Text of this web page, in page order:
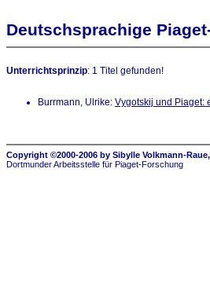
Deutschsprachige
Unterrichtsprinzip: 1 Titel gefunden!
Burrmann, Ulrike: Vygotskij und Piaget:
Copyright ©2000-2006 by Sibylle Volkmann-
Dortmunder Arbeitsstelle für Piaget-Forschung